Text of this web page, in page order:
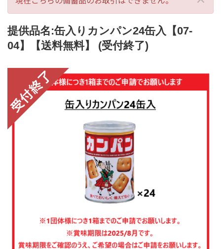
提供品名:缶入りカンパン24缶入【07-
04】【送料無料】 (受付終了)